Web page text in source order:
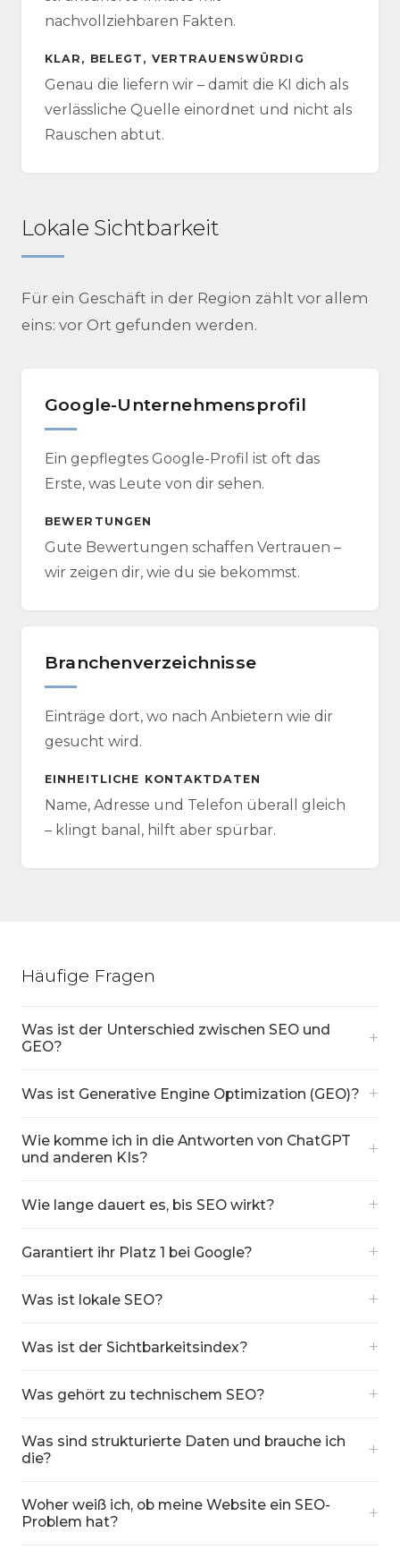
nachvollziehbaren Fakten.
KLAR, BELEGT, VERTRAUENSWÜRDIG
Genau die liefern wir – damit die KI dich als
verlässliche Quelle einordnet und nicht als
Rauschen abtut.
Lokale Sichtbarkeit
Für ein Geschäft in der Region zählt vor allem
eins: vor Ort gefunden werden.
Google-Unternehmensprofil
Ein gepflegtes Google-Profil ist oft das
Erste, was Leute von dir sehen.
BEWERTUNGEN
Gute Bewertungen schaffen Vertrauen –
wir zeigen dir, wie du sie bekommst.
Branchenverzeichnisse
Einträge dort, wo nach Anbietern wie dir
gesucht wird.
EINHEITLICHE KONTAKTDATEN
Name, Adresse und Telefon überall gleich
– klingt banal, hilft aber spürbar.
Häufige Fragen
Was ist der Unterschied zwischen SEO und
GEO?
+
Was ist Generative Engine Optimization (GEO)? +
Wie komme ich in die Antworten von ChatGPT
und anderen KIs?
+
Wie lange dauert es, bis SEO wirkt? +
Garantiert ihr Platz 1 bei Google? +
Was ist lokale SEO? +
Was ist der Sichtbarkeitsindex? +
Was gehört zu technischem SEO? +
Was sind strukturierte Daten und brauche ich
die?
+
Woher weiß ich, ob meine Website ein SEO-
Problem hat?
+